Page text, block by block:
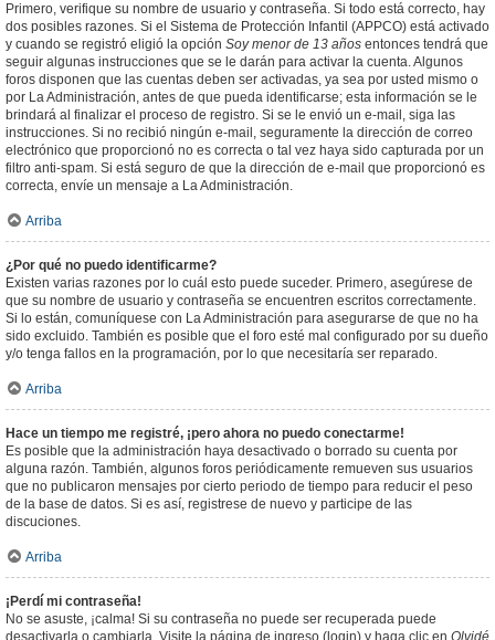
Primero, verifique su nombre de usuario y contraseña. Si todo está correcto, hay
dos posibles razones. Si el Sistema de Protección Infantil (APPCO) está activado
y cuando se registró eligió la opción Soy menor de 13 años entonces tendrá que
seguir algunas instrucciones que se le darán para activar la cuenta. Algunos
foros disponen que las cuentas deben ser activadas, ya sea por usted mismo o
por La Administración, antes de que pueda identificarse; esta información se le
brindará al finalizar el proceso de registro. Si se le envió un e-mail, siga las
instrucciones. Si no recibió ningún e-mail, seguramente la dirección de correo
electrónico que proporcionó no es correcta o tal vez haya sido capturada por un
filtro anti-spam. Si está seguro de que la dirección de e-mail que proporcionó es
correcta, envíe un mensaje a La Administración.
Arriba
¿Por qué no puedo identificarme?
Existen varias razones por lo cuál esto puede suceder. Primero, asegúrese de
que su nombre de usuario y contraseña se encuentren escritos correctamente.
Si lo están, comuníquese con La Administración para asegurarse de que no ha
sido excluido. También es posible que el foro esté mal configurado por su dueño
y/o tenga fallos en la programación, por lo que necesitaría ser reparado.
Arriba
Hace un tiempo me registré, ¡pero ahora no puedo conectarme!
Es posible que la administración haya desactivado o borrado su cuenta por
alguna razón. También, algunos foros periódicamente remueven sus usuarios
que no publicaron mensajes por cierto periodo de tiempo para reducir el peso
de la base de datos. Si es así, registrese de nuevo y participe de las
discuciones.
Arriba
¡Perdí mi contraseña!
No se asuste, ¡calma! Si su contraseña no puede ser recuperada puede
desactivarla o cambiarla. Visite la página de ingreso (login) y haga clic en Olvidé